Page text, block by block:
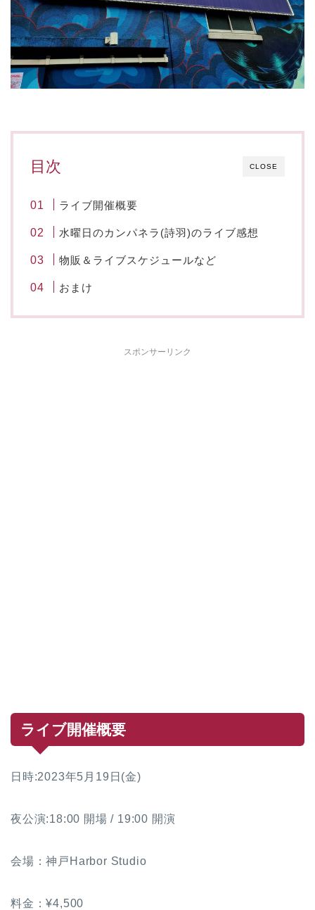
CLOSE
目次
ライブ開催概要
水曜日のカンパネラ(詩羽)のライブ感想
物販＆ライブスケジュールなど
おまけ
スポンサーリンク
ライブ開催概要
日時:2023年5月19日(金)
夜公演:18:00 開場 / 19:00 開演
​会場：神戸Harbor Studio
料金：¥4,500